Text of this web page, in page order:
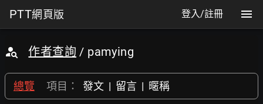
PTT網頁版 登入/註冊
作者查詢 / pamying
總覽 項目： 發文 | 留言 | 暱稱